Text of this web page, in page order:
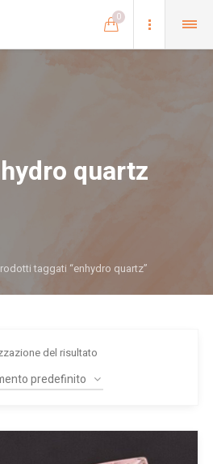
0
quartz
taggati “enhydro quartz”
del risultato